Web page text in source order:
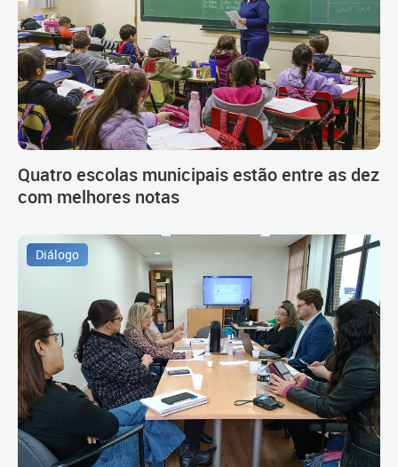
Quatro escolas municipais estão entre as dez
com melhores notas
Diálogo